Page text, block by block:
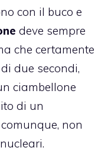
con il buco e
deve sempre
che certamente
due secondi,
ciambellone
di un
non